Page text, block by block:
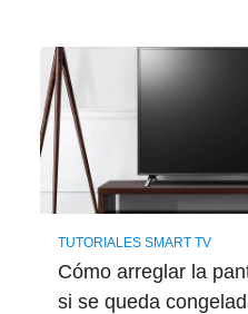
TUTORIALES SMART TV
Cómo arreglar la
si se queda